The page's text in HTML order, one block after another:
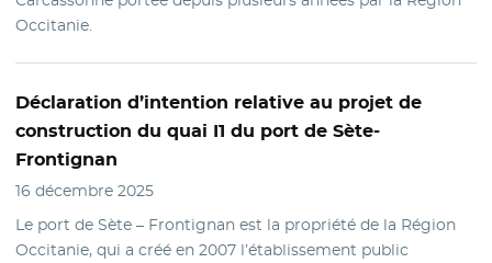
Occitanie.
Déclaration d’intention relative au projet de
construction du quai I1 du port de Sète-
Frontignan
16 décembre 2025
Le port de Sète – Frontignan est la propriété de la Région
Occitanie, qui a créé en 2007 l’établissement public